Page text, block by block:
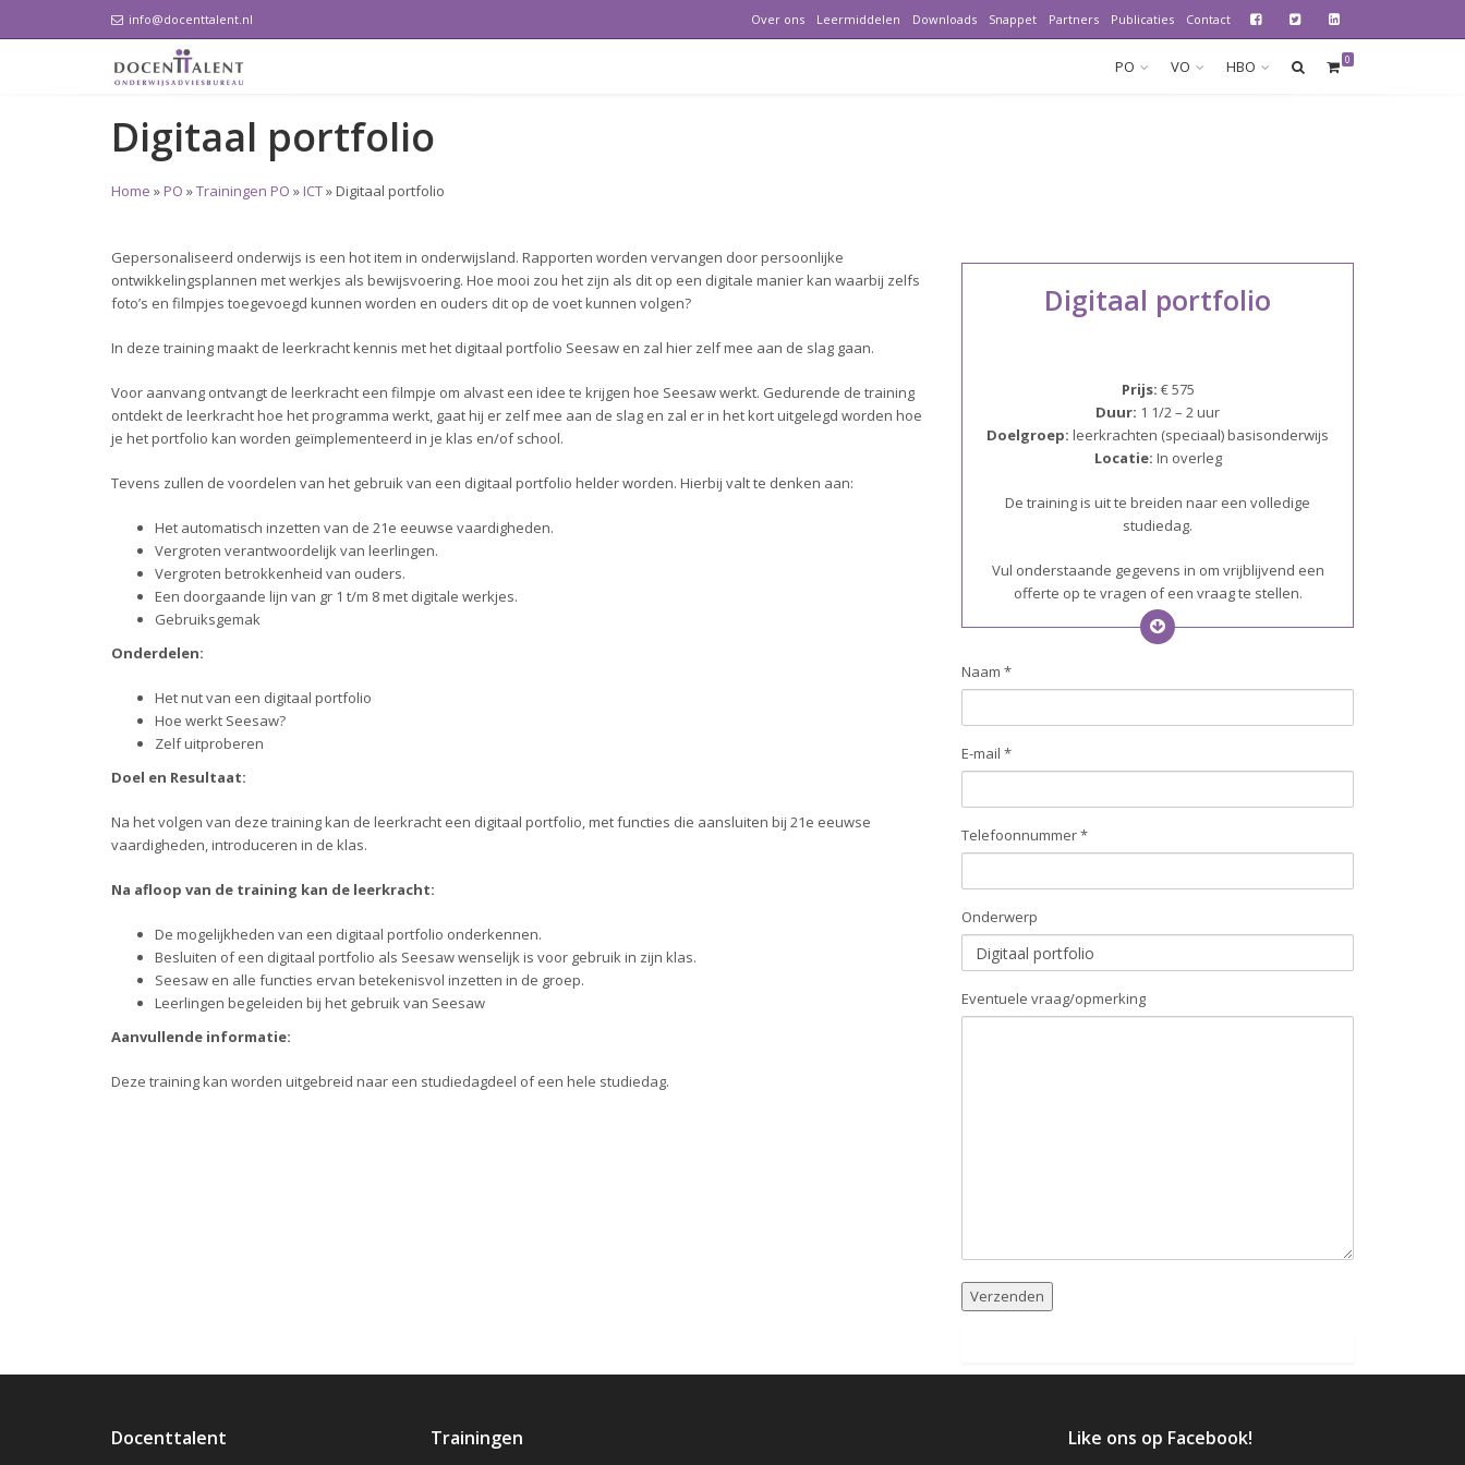
info@docenttalent.nl Over ons Leermiddelen Downloads Snappet Partners Publicaties Contact
PO VO HBO 0
Digitaal portfolio
Home » PO »Trainingen PO » ICT»Digitaal portfolio
Gepersonaliseerd onderwijs is een hot item in onderwijsland. Rapporten worden vervangen door persoonlijke
ontwikkelingsplannen met werkjes als bewijsvoering. Hoe mooi zou het zijn als dit op een digitale manier kan waarbij zelfs
foto’s en filmpjes toegevoegd kunnen worden en ouders dit op de voet kunnen volgen?
In deze training maakt de leerkracht kennis met het digitaal portfolio Seesaw en zal hier zelf mee aan de slag gaan.
Voor aanvang ontvangt de leerkracht een filmpje om alvast een idee te krijgen hoe Seesaw werkt. Gedurende de training
ontdekt de leerkracht hoe het programma werkt, gaat hij er zelf mee aan de slag en zal er in het kort uitgelegd worden hoe
je het portfolio kan worden geïmplementeerd in je klas en/of school.
Tevens zullen de voordelen van het gebruik van een digitaal portfolio helder worden. Hierbij valt te denken aan:
Het automatisch inzetten van de 21e eeuwse vaardigheden.
Vergroten verantwoordelijk van leerlingen.
Vergroten betrokkenheid van ouders.
Een doorgaande lijn van gr 1 t/m 8 met digitale werkjes.
Gebruiksgemak
Onderdelen:
Het nut van een digitaal portfolio
Hoe werkt Seesaw?
Zelf uitproberen
Doel en Resultaat:
Na het volgen van deze training kan de leerkracht een digitaal portfolio, met functies die aansluiten bij 21e eeuwse
vaardigheden, introduceren in de klas.
Na afloop van de training kan de leerkracht:
De mogelijkheden van een digitaal portfolio onderkennen.
Besluiten of een digitaal portfolio als Seesaw wenselijk is voor gebruik in zijn klas.
Seesaw en alle functies ervan betekenisvol inzetten in de groep.
Leerlingen begeleiden bij het gebruik van Seesaw
Aanvullende informatie:
Deze training kan worden uitgebreid naar een studiedagdeel of een hele studiedag.
Digitaal portfolio
Prijs: € 575
Duur: 1 1/2 – 2 uur
Doelgroep: leerkrachten (speciaal) basisonderwijs
Locatie: In overleg
De training is uit te breiden naar een volledige
studiedag.
Vul onderstaande gegevens in om vrijblijvend een
offerte op te vragen of een vraag te stellen.
Naam *
E-mail *
Telefoonnummer *
Onderwerp
Eventuele vraag/opmerking
Docenttalent Trainingen Like ons op Facebook!